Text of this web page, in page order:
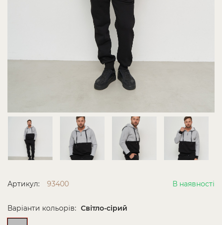
Артикул: 93400 В наявності
Варіанти кольорів: Світло-сірий